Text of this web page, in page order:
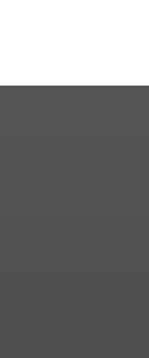
день на
праздник